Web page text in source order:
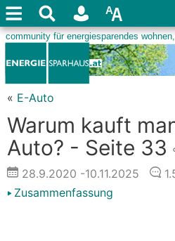
« E-Auto
Warum kauft
Auto? - Seite 33
28.9.2020 -10.11.2025
Zusammenfassung